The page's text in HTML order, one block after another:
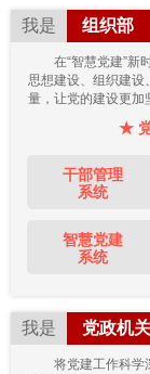
我是 组织部
在“智慧党建”新
思想建设、组织建设
量，让党的建设更加
★
干部管理
系统
智慧党建
系统
我是 党政机
将党建工作科学